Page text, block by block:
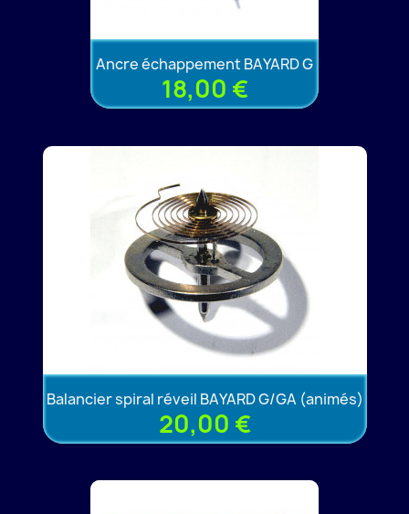
Ancre échappement BAYARD G
18,00 €
Balancier spiral réveil BAYARD G/GA (animés)
20,00 €